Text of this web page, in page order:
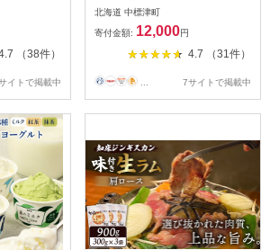
品につ
予定
（38件）
イトで掲載中
40cm～50cm 約
800g【2500402】
北海道 中標津町
寄付金額: 12,000円
4.7 （31件）
... 7サイトで掲載中